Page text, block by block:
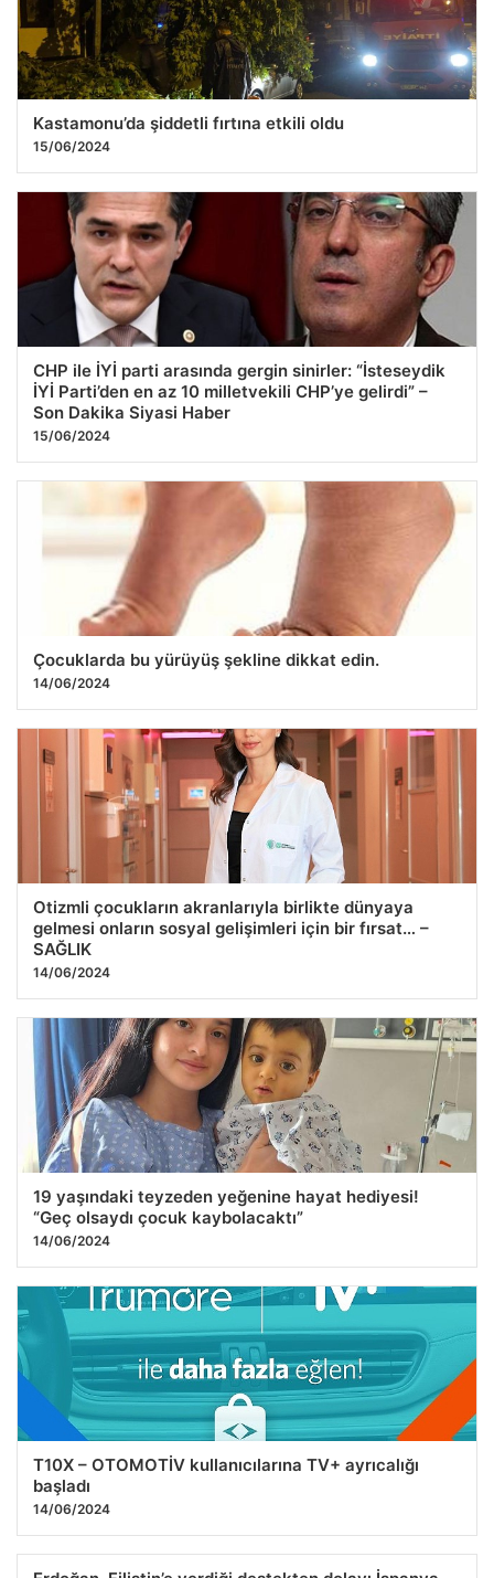
Kastamonu’da şiddetli fırtına etkili oldu
15/06/2024
CHP ile İYİ parti arasında gergin sinirler: “İsteseydik
İYİ Parti’den en az 10 milletvekili CHP’ye gelirdi” –
Son Dakika Siyasi Haber
15/06/2024
Çocuklarda bu yürüyüş şekline dikkat edin.
14/06/2024
Otizmli çocukların akranlarıyla birlikte dünyaya
gelmesi onların sosyal gelişimleri için bir fırsat… –
SAĞLIK
14/06/2024
19 yaşındaki teyzeden yeğenine hayat hediyesi!
“Geç olsaydı çocuk kaybolacaktı”
14/06/2024
T10X – OTOMOTİV kullanıcılarına TV+ ayrıcalığı
başladı
14/06/2024